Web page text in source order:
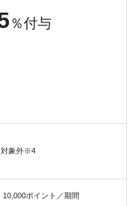
％付与
対象外※4
10,000ポイント／期間